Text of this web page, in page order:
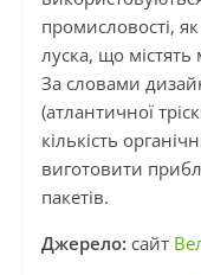
промисловості,
луска, що містять
За словами
(атлантичної
кількість
виготовити
пакетів.
Джерело: сайт